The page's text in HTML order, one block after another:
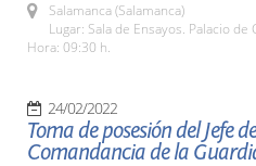
Salamanca (Salamanca)
Lugar: Sala de Ensayos. Palacio de
Hora: 09:30 h.
24/02/2022
Toma de posesión del Jefe
Comandancia de la